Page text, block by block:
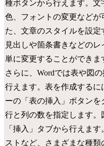
種ボタンから行えます。文
色、フォントの変更などが
た、文章のスタイルを設定
見出しや箇条書きなどのレ
単に変更することができま
さらに、Wordでは表や図
行えます。表を作成するに
ーの「表の挿入」ボタンを
行と列の数を指定します。
「挿入」タブから行えま
ストなど、さまざまな種類